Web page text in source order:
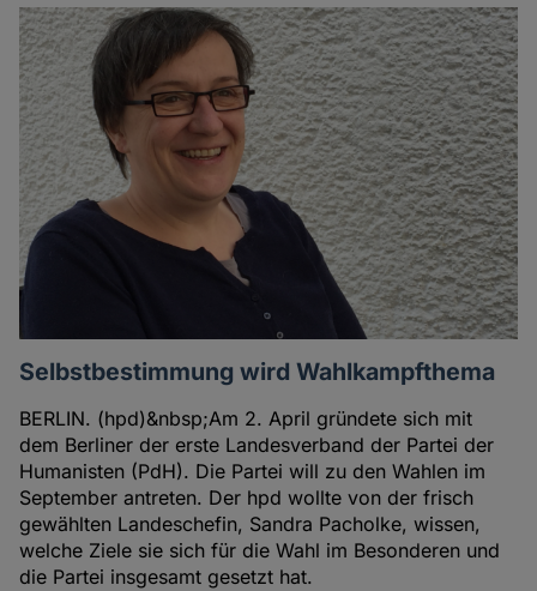
Selbstbestimmung wird Wahlkampfthema
BERLIN. (hpd)&nbsp;Am 2. April gründete sich mit
dem Berliner der erste Landesverband der Partei der
Humanisten (PdH). Die Partei will zu den Wahlen im
September antreten. Der hpd wollte von der frisch
gewählten Landeschefin, Sandra Pacholke, wissen,
welche Ziele sie sich für die Wahl im Besonderen und
die Partei insgesamt gesetzt hat.